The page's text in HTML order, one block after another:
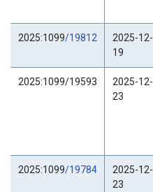
2025:1099/19812
2025-12-
19
2025:1099/19593
2025-12-
23
2025:1099/19784
2025-12-
23